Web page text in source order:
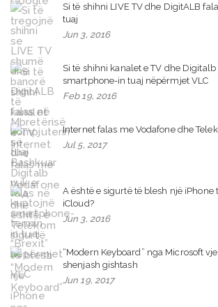
Si të shihni LIVE TV dhe DigitALB
tuaj
Jun 3, 2016
Si të shihni kanalet e TV dhe Digitalb
smartphone-in tuaj nëpërmjet VLC
Feb 19, 2016
Internet falas me Vodafone dhe
Jul 5, 2017
A është e sigurtë të blesh një
iCloud?
Jun 3, 2016
“Modern Keyboard” nga Microsoft
shenjash gishtash
Jun 19, 2017